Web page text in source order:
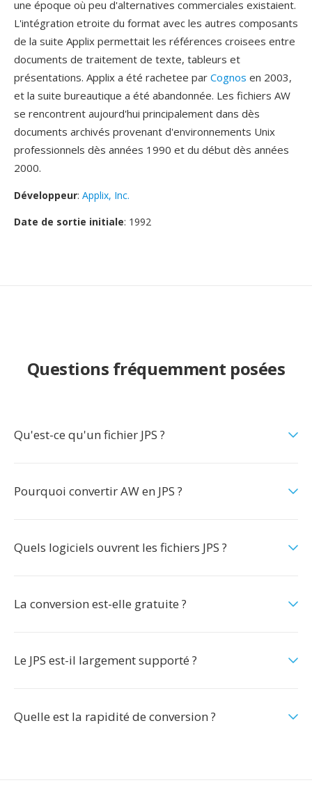
une époque où peu d'alternatives commerciales existaient.
L'intégration etroite du format avec les autres composants
de la suite Applix permettait les références croisees entre
documents de traitement de texte, tableurs et
présentations. Applix a été rachetee par Cognos en 2003,
et la suite bureautique a été abandonnée. Les fichiers AW
se rencontrent aujourd'hui principalement dans dès
documents archivés provenant d'environnements Unix
professionnels dès années 1990 et du début dès années
2000.
Développeur: Applix, Inc.
Date de sortie initiale: 1992
Questions fréquemment posées
Qu'est-ce qu'un fichier JPS ?
Pourquoi convertir AW en JPS ?
Quels logiciels ouvrent les fichiers JPS ?
La conversion est-elle gratuite ?
Le JPS est-il largement supporté ?
Quelle est la rapidité de conversion ?